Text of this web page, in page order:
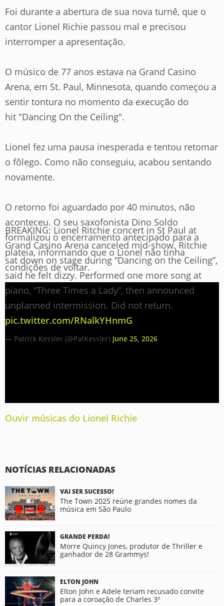
Foi durante a abertura de sua nova turnê, que o
cantor Lionel Richie passou mal e precisou
interromper a apresentação.
O músico de 77 anos estava na Grand Casino
Arena, em St. Paul, Minnesota, quando começou a
sentir tontura no momento da execução do
hit "Dancing On the Ceiling".
Lionel fez uma pausa inesperada e tentou retomar
o fôlego. Como não conseguiu, acabou sentando
novamente.
O retorno foi aguardado por 40 minutos, não
aconteceu. O seu saxofonista Dino Soldo
formalizou o encerramento antecipado para a
plateia, informando que o Lionel não tinha
condições de voltar.
BREAKING: Lionel Ritchie concert in St Paul at
Grand Casino Arena canceled mid-show. Ritchie
sat down on stage during “Dancing on the Ceiling”,
said he felt dizzy. Performed one more song at
piano, “Three Times a Lady”, then announced
unplanned intermission. Did not return.
pic.twitter.com/RNalkYHnmG
— Patrick Kessler (@PatKessler) June 25, 2026
Ouvir músicas do Lionel Richie
NOTÍCIAS RELACIONADAS
VAI SER SUCESSO!
The Town 2025 reúne grandes nomes da
música em São Paulo
GRANDE PERDA!
Morre Quincy Jones, produtor de Thriller e
ganhador de 28 Grammys!
ELTON JOHN
Elton John e Adele teriam recusado convite
para a coroação de Charles 3º